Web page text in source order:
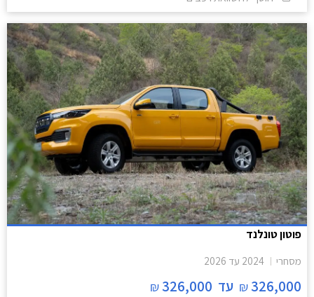
פוטון טונלנד
מסחרי 2024 עד 2026
326,000
₪ עד 326,000
₪